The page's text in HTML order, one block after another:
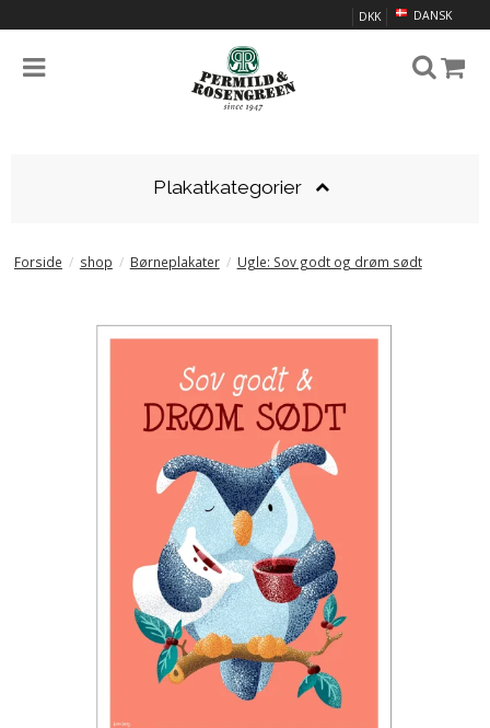
DANSK
DKK
Plakatkategorier
Forside / shop / Børneplakater / Ugle: Sov godt og drøm sødt